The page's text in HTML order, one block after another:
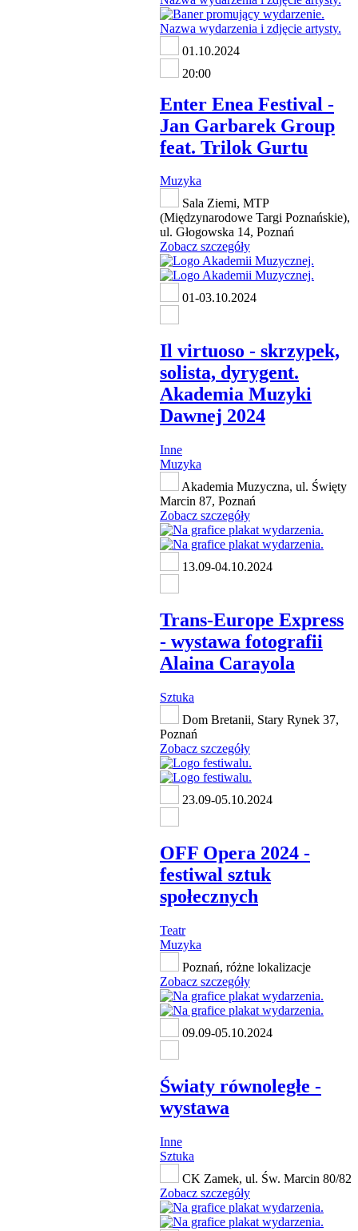
01.10.2024
20:00
Enter Enea Festival -
Jan Garbarek Group
feat. Trilok Gurtu
Muzyka
Sala Ziemi, MTP
(Międzynarodowe Targi Poznańskie),
ul. Głogowska 14, Poznań
Zobacz szczegóły
01-03.10.2024
Il virtuoso - skrzypek,
solista, dyrygent.
Akademia Muzyki
Dawnej 2024
Inne
Muzyka
Akademia Muzyczna, ul. Święty
Marcin 87, Poznań
Zobacz szczegóły
13.09-04.10.2024
Trans-Europe Express
- wystawa fotografii
Alaina Carayola
Sztuka
Dom Bretanii, Stary Rynek 37,
Poznań
Zobacz szczegóły
23.09-05.10.2024
OFF Opera 2024 -
festiwal sztuk
społecznych
Teatr
Muzyka
Poznań, różne lokalizacje
Zobacz szczegóły
09.09-05.10.2024
Światy równoległe -
wystawa
Inne
Sztuka
CK Zamek, ul. Św. Marcin 80/82
Zobacz szczegóły